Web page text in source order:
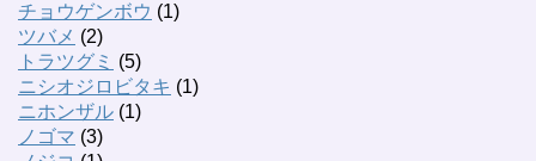
チョウゲンボウ (1)
ツバメ (2)
トラツグミ (5)
ニシオジロビタキ (1)
ニホンザル (1)
ノゴマ (3)